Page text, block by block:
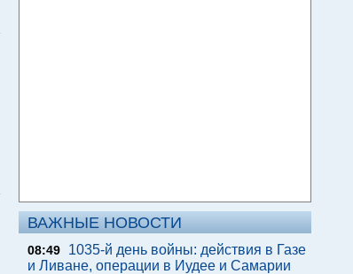
ВАЖНЫЕ НОВОСТИ
08:49
1035-й день войны: действия в Газе
и Ливане, операции в Иудее и Самарии